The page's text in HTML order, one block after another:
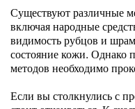
Существуют различные
включая народные
видимость рубцов и
состояние кожи. Однако
методов необходимо
Если вы столкнулись с